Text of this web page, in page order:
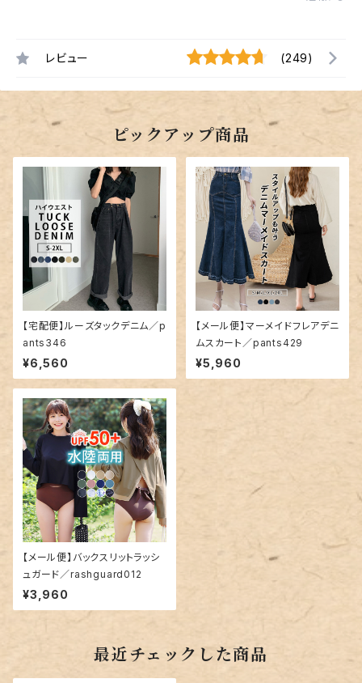
レビュー (249)
ピックアップ商品
【宅配便】ルーズタックデニム／p
ants346
¥6,560
【メール便】マーメイドフレアデニ
ムスカート／pants429
¥5,960
【メール便】バックスリットラッシ
ュガード／rashguard012
¥3,960
最近チェックした商品